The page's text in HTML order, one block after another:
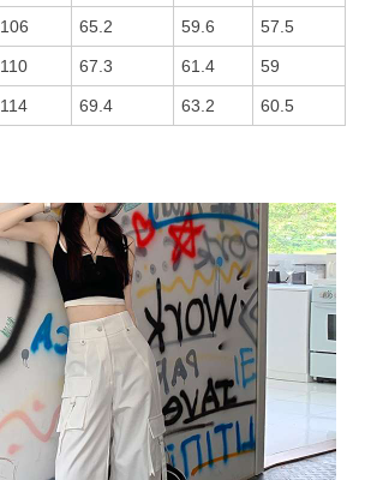
106 65.2 59.6 57.5
110 67.3 61.4 59
114 69.4 63.2 60.5